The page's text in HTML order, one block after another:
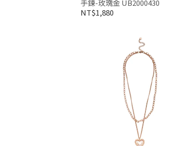
手鍊-玫瑰金 UB2000430
NT$1,880